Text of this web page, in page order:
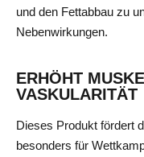
und den Fettabbau zu
Nebenwirkungen.
ERHÖHT
VASKULARITÄT
Dieses Produkt fördert
besonders für